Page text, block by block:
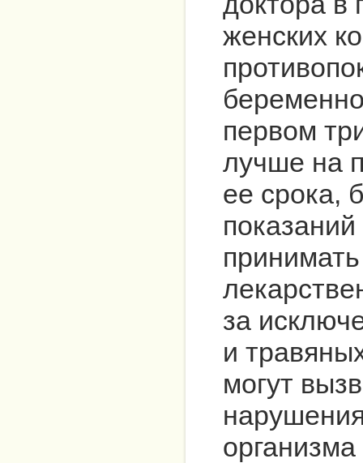
женских
первом
лучше на
ее срока,
за
и
могут